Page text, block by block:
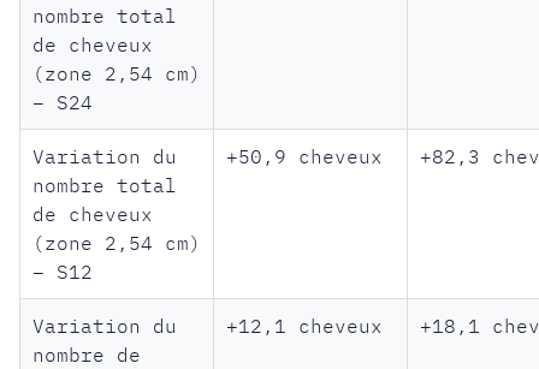
nombre total
de cheveux
(zone 2,54 cm)
– S24
Variation du
nombre total
de cheveux
(zone 2,54 cm)
– S12
+50,9 cheveux +82,3
Variation du
nombre de
+12,1 cheveux +18,1